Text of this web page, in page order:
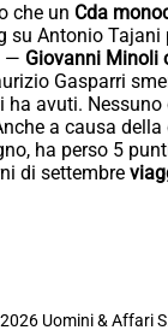
che un Cda
su Antonio
— Giovanni Minoli
Gasparri
ha avuti.
a causa
ha perso 5
di settembre
Uomini & Affari